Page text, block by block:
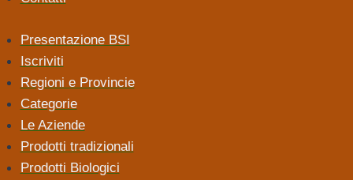
Presentazione BSI
Iscriviti
Regioni e Provincie
Categorie
Le Aziende
Prodotti tradizionali
Prodotti Biologici